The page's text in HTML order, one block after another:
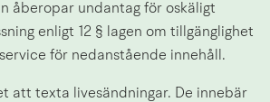
åberopar undantag för oskäligt
enligt 12 § lagen om tillgänglighet
för nedanstående innehåll.
att texta livesändningar. De innebär